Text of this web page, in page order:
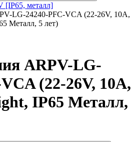
[IP65, металл]
LG-24240-PFC-VCA (22-26V, 10A,
Металл, 5 лет)
ARPV-LG-
(22-26V, 10A,
IP65 Металл,